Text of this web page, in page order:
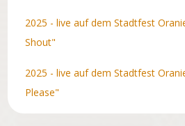
2025 - live auf dem Stadtfest
Shout"
2025 - live auf dem Stadtfest
Please"